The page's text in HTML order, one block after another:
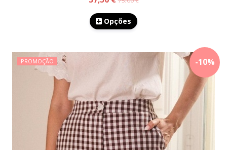
Opções
-10%
PROMOÇÃO